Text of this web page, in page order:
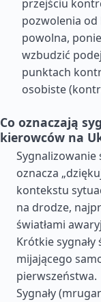
przejściu
pozwolenia od
powolna,
wzbudzić
punktach
osobiste
Co oznaczają
kierowców na
Sygnalizowanie
oznacza
kontekstu
na drodze,
światłami
Krótkie
mijającego
pierwszeństwa.
Sygnały